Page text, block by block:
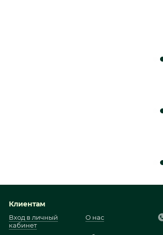
Клиентам
Вход в личный
кабинет
О нас